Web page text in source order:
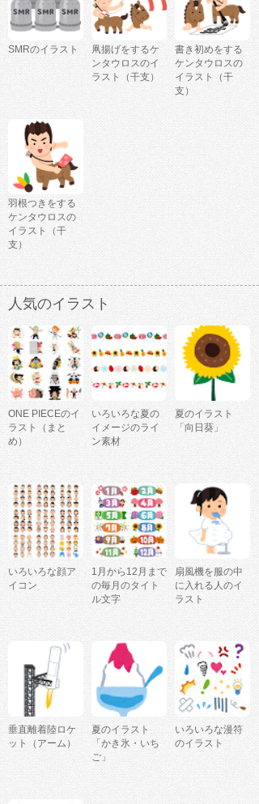
SMRのイラスト
凧揚げをするケ
ンタウロスのイ
ラスト（干支）
書き初めをする
ケンタウロスの
イラスト（干
支）
羽根つきをする
ケンタウロスの
イラスト（干
支）
人気のイラスト
ONE PIECEのイ
ラスト（まと
め）
いろいろな夏の
イメージのライ
ン素材
夏のイラスト
「向日葵」
いろいろな顔ア
イコン
1月から12月まで
の毎月のタイト
ル文字
扇風機を服の中
に入れる人のイ
ラスト
垂直離着陸ロケ
ット（アーム）
夏のイラスト
「かき氷・いち
ご」
いろいろな漫符
のイラスト